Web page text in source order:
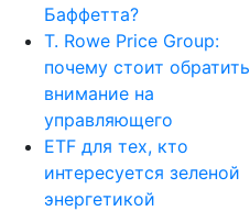
Баффетта?
T. Rowe Price Group:
почему стоит обратить
внимание на
управляющего
ETF для тех, кто
интересуется зеленой
энергетикой